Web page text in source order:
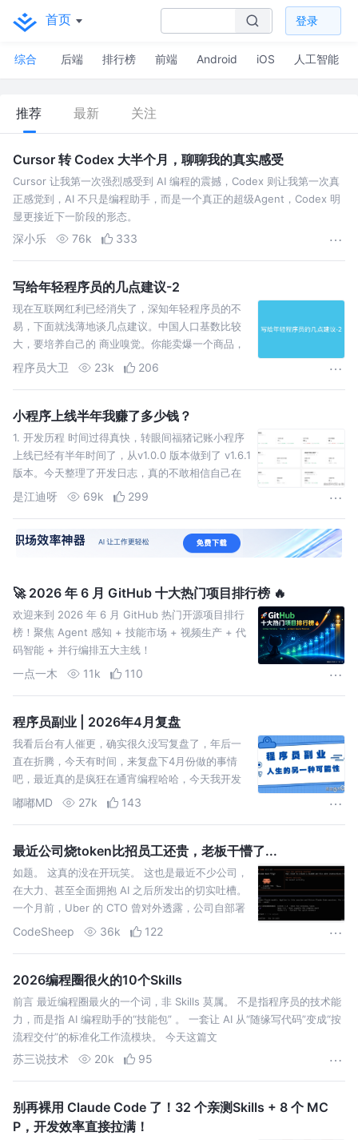
首页 登录
综合 后端 排行榜 前端 Android iOS 人工智能
推荐 最新 关注
Cursor 转 Codex 大半个月，聊聊我的真实感受
Cursor 让我第一次强烈感受到 AI 编程的震撼，Codex 则让我第一次真
正感觉到，AI 不只是编程助手，而是一个真正的超级Agent，Codex 明
显更接近下一阶段的形态。
深小乐 76k 333
写给年轻程序员的几点建议-2
现在互联网红利已经消失了，深知年轻程序员的不
易，下面就浅薄地谈几点建议。中国人口基数比较
大，要培养自己的 商业嗅觉。你能卖爆一个商品，
就能获得巨大的财富。微信公众号如果能写出 几万
程序员大卫 23k 206
小程序上线半年我赚了多少钱？
1. 开发历程 时间过得真快，转眼间福猪记账小程序
上线已经有半年时间了，从v1.0.0 版本做到了 v1.6.1
版本。今天整理了开发日志，真的不敢相信自己在
工作之余能够把它做出来并上线。 2.用户积
是江迪呀 69k 299
🚀 2026 年 6 月 GitHub 十大热门项目排行榜 🔥
欢迎来到 2026 年 6 月 GitHub 热门开源项目排行
榜！聚焦 Agent 感知 + 技能市场 + 视频生产 + 代
码智能 + 并行编排五大主线！
一点一木 11k 110
程序员副业 | 2026年4月复盘
我看后台有人催更，确实很久没写复盘了，年后一
直在折腾，今天有时间，来复盘下4月份做的事情
吧，最近真的是疯狂在通宵编程哈哈，今天我开发
的软件发布了新版本，稍微可以清闲一下。
嘟嘟MD 27k 143
最近公司烧token比招员工还贵，老板干懵了...
如题。 这真的没在开玩笑。 这也是最近不少公司，
在大力、甚至全面拥抱 AI 之后所发出的切实吐槽。
一个月前，Uber 的 CTO 曾对外透露，公司自部署
CC 以来，内部有超 9 成的工程师在高频率
CodeSheep 36k 122
2026编程圈很火的10个Skills
前言 最近编程圈最火的一个词，非 Skills 莫属。 不是指程序员的技术能
力，而是指 AI 编程助手的“技能包” 。 一套让 AI 从“随缘写代码”变成“按
流程交付”的标准化工作流模块。 今天这篇文
苏三说技术 20k 95
别再裸用 Claude Code 了！32 个亲测Skills + 8 个 MC
P，开发效率直接拉满！